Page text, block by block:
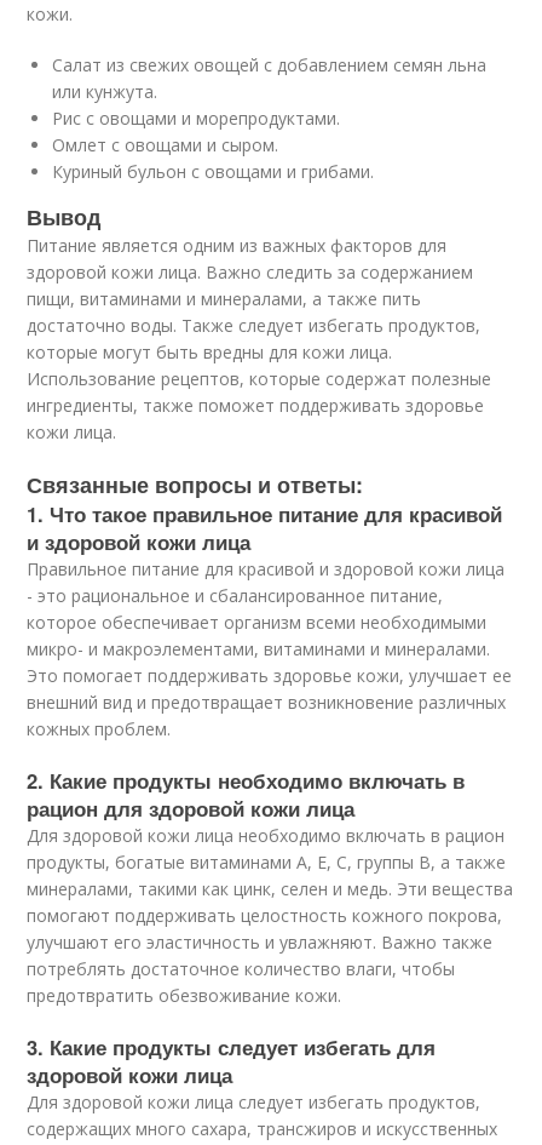
кожи.
Салат из свежих овощей с добавлением семян льна
или кунжута.
Рис с овощами и морепродуктами.
Омлет с овощами и сыром.
Куриный бульон с овощами и грибами.
Вывод
Питание является одним из важных факторов для
здоровой кожи лица. Важно следить за содержанием
пищи, витаминами и минералами, а также пить
достаточно воды. Также следует избегать продуктов,
которые могут быть вредны для кожи лица.
Использование рецептов, которые содержат полезные
ингредиенты, также поможет поддерживать здоровье
кожи лица.
Связанные вопросы и ответы:
1. Что такое правильное питание для красивой
и здоровой кожи лица
Правильное питание для красивой и здоровой кожи лица
- это рациональное и сбалансированное питание,
которое обеспечивает организм всеми необходимыми
микро- и макроэлементами, витаминами и минералами.
Это помогает поддерживать здоровье кожи, улучшает ее
внешний вид и предотвращает возникновение различных
кожных проблем.
2. Какие продукты необходимо включать в
рацион для здоровой кожи лица
Для здоровой кожи лица необходимо включать в рацион
продукты, богатые витаминами А, Е, С, группы В, а также
минералами, такими как цинк, селен и медь. Эти вещества
помогают поддерживать целостность кожного покрова,
улучшают его эластичность и увлажняют. Важно также
потреблять достаточное количество влаги, чтобы
предотвратить обезвоживание кожи.
3. Какие продукты следует избегать для
здоровой кожи лица
Для здоровой кожи лица следует избегать продуктов,
содержащих много сахара, трансжиров и искусственных